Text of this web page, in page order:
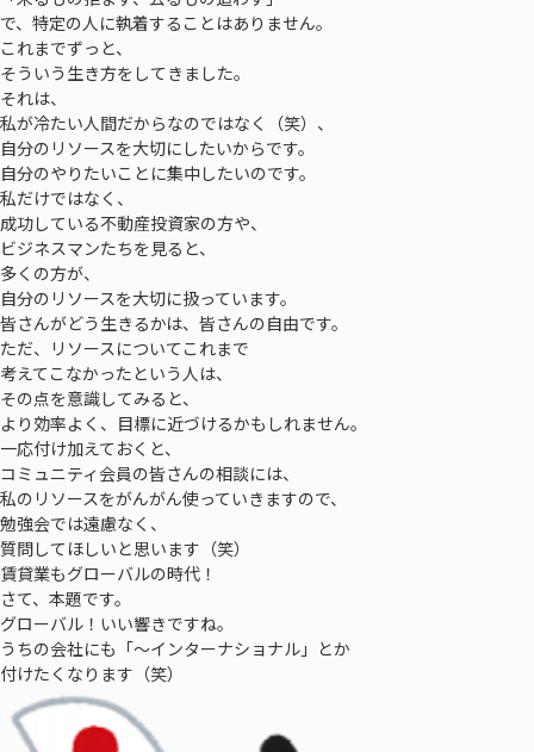
で、特定の人に執着することはありません。
これまでずっと、
そういう生き方をしてきました。
それは、
私が冷たい人間だからなのではなく（笑）、
自分のリソースを大切にしたいからです。
自分のやりたいことに集中したいのです。
私だけではなく、
成功している不動産投資家の方や、
ビジネスマンたちを見ると、
多くの方が、
自分のリソースを大切に扱っています。
皆さんがどう生きるかは、皆さんの自由です。
ただ、リソースについてこれまで
考えてこなかったという人は、
その点を意識してみると、
より効率よく、目標に近づけるかもしれません。
一応付け加えておくと、
コミュニティ会員の皆さんの相談には、
私のリソースをがんがん使っていきますので、
勉強会では遠慮なく、
質問してほしいと思います（笑）
賃貸業もグローバルの時代！
さて、本題です。
グローバル！いい響きですね。
うちの会社にも「〜インターナショナル」とか
付けたくなります（笑）